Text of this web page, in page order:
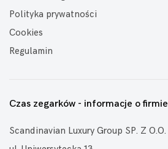
Polityka prywatności
Cookies
Regulamin
Czas zegarków - informacje o firmie
Scandinavian Luxury Group SP. Z O.O.